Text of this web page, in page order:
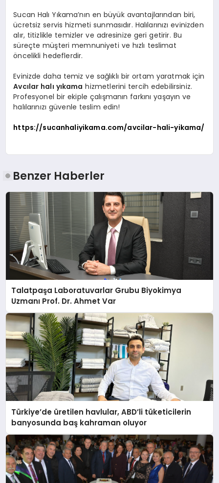
Sucan Halı Yıkama’nın en büyük avantajlarından biri,
ücretsiz servis hizmeti sunmasıdır. Halılarınızı evinizden
alır, titizlikle temizler ve adresinize geri getirir. Bu
süreçte müşteri memnuniyeti ve hızlı teslimat
öncelikli hedeflerdir.
Evinizde daha temiz ve sağlıklı bir ortam yaratmak için
Avcılar halı yıkama hizmetlerini tercih edebilirsiniz.
Profesyonel bir ekiple çalışmanın farkını yaşayın ve
halılarınızı güvenle teslim edin!
https://sucanhaliyikama.com/avcilar-hali-yikama/
Benzer Haberler
Talatpaşa Laboratuvarlar Grubu Biyokimya
Uzmanı Prof. Dr. Ahmet Var
Türkiye’de üretilen havlular, ABD’li tüketicilerin
banyosunda baş kahraman oluyor